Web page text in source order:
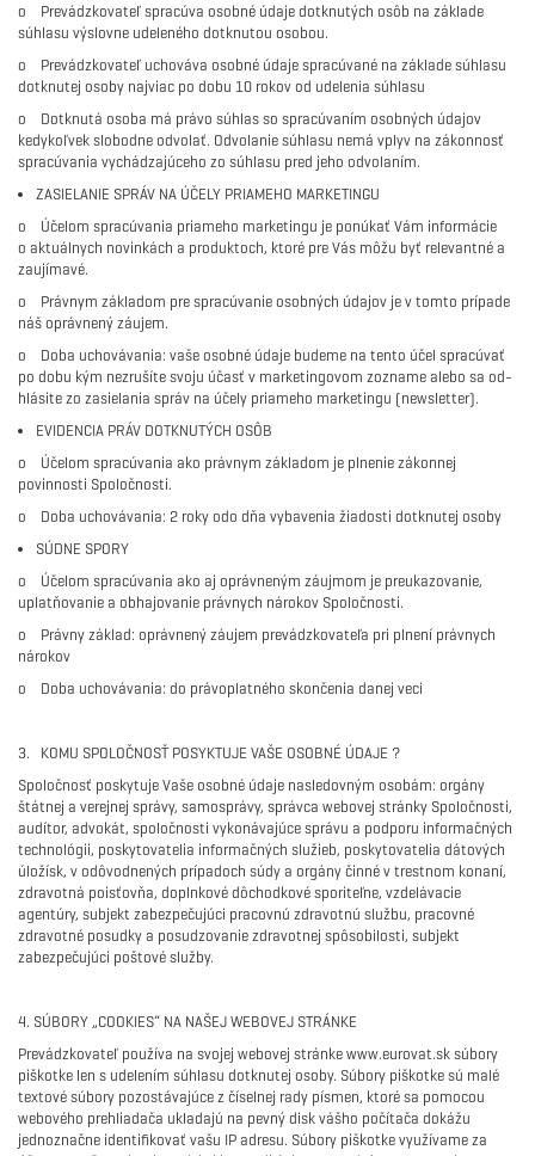
o Prevádzkovateľ spracúva osobné údaje dotknutých osôb na základe
súhlasu výslovne udeleného dotknutou osobou.
o Prevádzkovateľ uchováva osobné údaje spracúvané na základe súhlasu
dotknutej osoby najviac po dobu 10 rokov od udelenia súhlasu
o Dotknutá osoba má právo súhlas so spracúvaním osobných údajov
kedykoľvek slobodne odvolať. Odvolanie súhlasu nemá vplyv na zákonnosť
spracúvania vychádzajúceho zo súhlasu pred jeho odvolaním.
ZA­SIE­LA­NIE SPRÁV NA ÚČELY PRIA­MEHO MAR­KE­TINGU
o Účelom spracúvania pria­meho mar­ke­tingu je po­nú­kať Vám in­for­má­cie
o aktuálnych novinkách a pro­duktoch, ktoré pre Vás môžu byť re­le­vantné a
zau­jí­mavé.
o Práv­nym zá­kla­dom pre spra­cú­va­nie osob­ných úda­jov je v tomto prí­pade
náš opráv­nený zá­u­jem.
o Doba uchovávania: vaše osobné údaje bu­deme na tento účel spra­cú­vať
po dobu kým nezru­šíte svoju účasť v marketingovom zozname alebo sa od­
hlá­site zo za­sie­la­nia správ na účely pria­meho mar­ke­tingu (ne­ws­let­ter).
EVIDENCIA PRÁV DOTKNUTÝCH OSÔB
o Účelom spracúvania ako právnym základom je plnenie zákonnej
povinnosti Spoločnosti.
o Doba uchovávania: 2 roky odo dňa vybavenia žiadosti dotknutej osoby
SÚDNE SPORY
o Účelom spracúvania ako aj oprávneným záujmom je preukazovanie,
uplatňovanie a obhajovanie právnych nárokov Spoločnosti.
o Právny základ: oprávnený záujem prevádzkovateľa pri plnení právnych
nárokov
o Doba uchovávania: do právoplatného skončenia danej veci
3. KOMU SPOLOČNOSŤ POSYKTUJE VAŠE OSOBNÉ ÚDAJE ?
Spoločnosť poskytuje Vaše osobné údaje nasledovným osobám: orgány
štátnej a verejnej správy, samosprávy, správca webovej stránky Spoločnosti,
audítor, advokát, spoločnosti vykonávajúce správu a podporu informačných
technológii, poskytovatelia informačných služieb, poskytovatelia dátových
úložísk, v odôvodnených prípadoch súdy a orgány činné v trestnom konaní,
zdravotná poisťovňa, doplnkové dôchodkové sporiteľne, vzdelávacie
agentúry, subjekt zabezpečujúci pracovnú zdravotnú službu, pracovné
zdravotné posudky a posudzovanie zdravotnej spôsobilosti, subjekt
zabezpečujúci poštové služby.
4. SÚBORY „COOKIES“ NA NAŠEJ WEBOVEJ STRÁNKE
Prevádzkovateľ používa na svojej webovej stránke www.eurovat.sk súbory
piškotke len s udelením súhlasu dotknutej osoby. Súbory piškotke sú malé
textové súbory pozostávajúce z číselnej rady písmen, ktoré sa pomocou
webového prehliadača ukladajú na pevný disk vášho počítača dokážu
jednoznačne identifikovať vašu IP adresu. Súbory piškotke využívame za